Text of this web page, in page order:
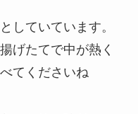
していています。
げたてで中が熱く
てくださいね